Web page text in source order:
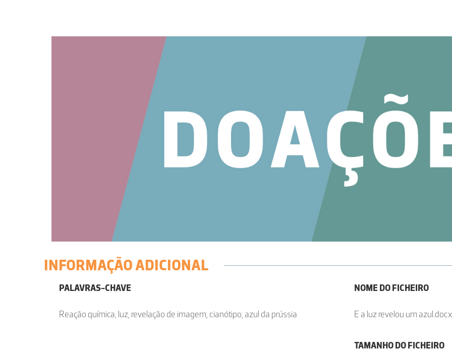
INFORMAÇÃO ADICIONAL
PALAVRAS-CHAVE
Reação química, luz, revelação de imagem, cianótipo, azul da prússia
NOME DO FICHEIRO
E a luz revelou um azul.docx
TAMANHO DO FICHEIRO